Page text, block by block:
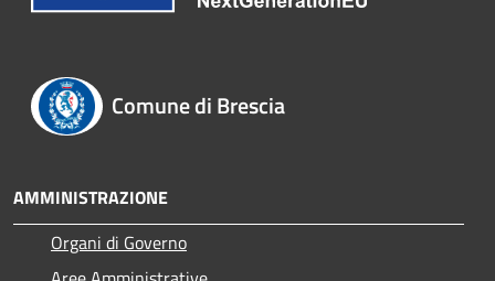
Comune di Brescia
AMMINISTRAZIONE
Organi di Governo